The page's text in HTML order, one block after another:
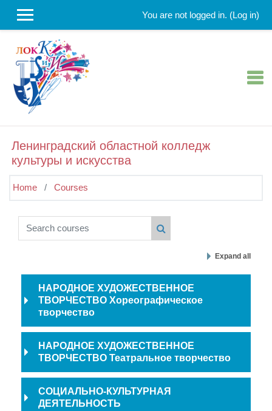
You are not logged in. (Log in)
Ленинградский областной колледж
культуры и искусства
Home Courses
Search courses
Search courses
Expand all
НАРОДНОЕ ХУДОЖЕСТВЕННОЕ
ТВОРЧЕСТВО Хореографическое
творчество
НАРОДНОЕ ХУДОЖЕСТВЕННОЕ
ТВОРЧЕСТВО Театральное творчество
СОЦИАЛЬНО-КУЛЬТУРНАЯ
ДЕЯТЕЛЬНОСТЬ